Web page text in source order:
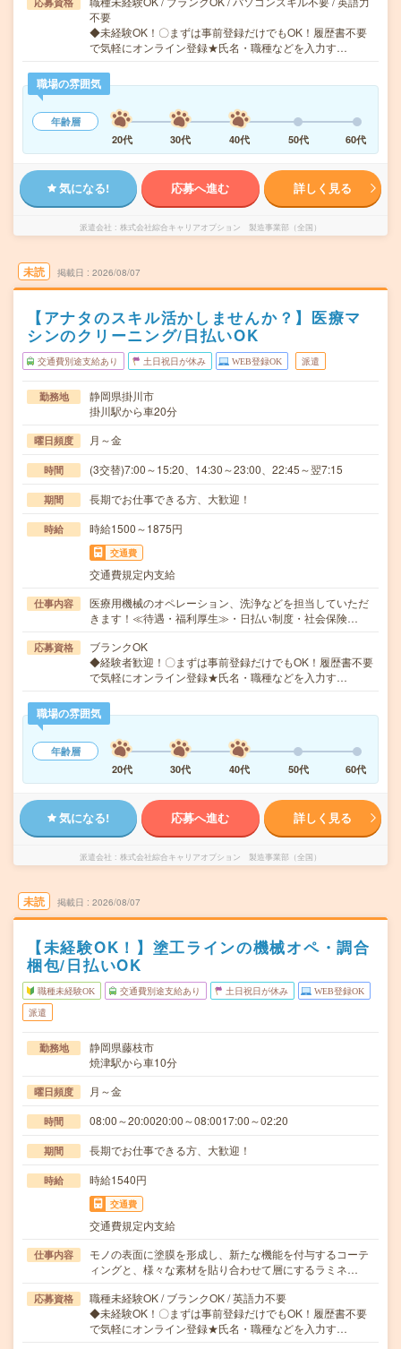
不要
◆未経験OK！〇まずは事前登録だけでもOK！履歴書不要
で気軽にオンライン登録★氏名・職種などを入力す…
職場の雰囲気
年齢層
20代
30代 40代 50代 60代
気になる! 応募へ進む 詳しく見る
派遣会社 株式会社綜合キャリアオプション 製造事業部（全国）
未読 掲載日 2026/08/07
【アナタのスキル活かしませんか？】医療マ
シンのクリーニング/日払いOK
交通費別途支給あり 土日祝日が休み WEB登録OK 派遣
勤務地
静岡県掛川市
掛川駅から車20分
曜日頻度 月～金
時間 (3交替)7:00～15:20、14:30～23:00、22:45～翌7:15
期間 長期でお仕事できる方、大歓迎！
時給 時給1500～1875円
交通費
交通費規定内支給
仕事内容
医療用機械のオペレーション、洗浄などを担当していただ
きます！≪待遇・福利厚生≫・日払い制度・社会保険…
応募資格
ブランクOK
◆経験者歓迎！〇まずは事前登録だけでもOK！履歴書不要
で気軽にオンライン登録★氏名・職種などを入力す…
職場の雰囲気
年齢層
20代
30代 40代 50代 60代
気になる! 応募へ進む 詳しく見る
派遣会社 株式会社綜合キャリアオプション 製造事業部（全国）
未読 掲載日 2026/08/07
【未経験OK！】塗工ラインの機械オペ・調合
梱包/日払いOK
職種未経験OK 交通費別途支給あり 土日祝日が休み WEB登録OK
派遣
勤務地
静岡県藤枝市
焼津駅から車10分
曜日頻度 月～金
時間 08:00～20:0020:00～08:0017:00～02:20
期間 長期でお仕事できる方、大歓迎！
時給 時給1540円
交通費
交通費規定内支給
仕事内容
モノの表面に塗膜を形成し、新たな機能を付与するコーテ
ィングと、様々な素材を貼り合わせて層にするラミネ…
応募資格
職種未経験OK / ブランクOK / 英語力不要
◆未経験OK！〇まずは事前登録だけでもOK！履歴書不要
で気軽にオンライン登録★氏名・職種などを入力す…